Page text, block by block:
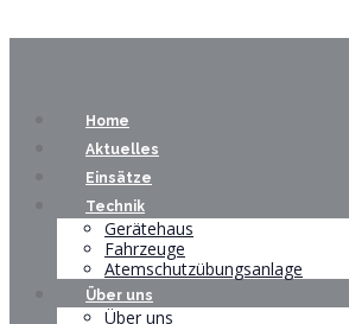
Home
Aktuelles
Einsätze
Technik
Gerätehaus
Fahrzeuge
Atemschutzübungsanlage
Über uns
Über uns